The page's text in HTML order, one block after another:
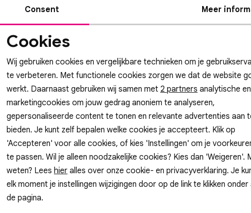
MAXI JURK SUZE MAXI JURK SUZE
22,50 44,99
MAXI JURK ISA MAXI JURK ISA
Gossip
A-5813 MAXI JURK CAROLIEN
49,99
Gossip
G-9502 JURK LAUREN
25,00 49,99
Gossip
G-9504 METALLIC JURK
49,95
Gossip
G-9503 JURK VIVA
49,95
Noodzakelijke
cookies
Analytische cookies Marketing cookies
Consent Meer
Cookies
Wij gebruiken cookies en vergelijkbare technieken om je
te verbeteren. Met functionele cookies zorgen we dat de website
werkt. Daarnaast gebruiken wij samen met 2 partners analytische en
marketingcookies om jouw gedrag anoniem te analyseren,
gepersonaliseerde content te tonen en relevante advertenties aan
bieden. Je kunt zelf bepalen welke cookies je accepteert. Klik op
'Accepteren' voor alle cookies, of kies 'Instellingen' om je
te passen. Wil je alleen noodzakelijke cookies? Kies dan 'Weigeren'.
weten? Lees hier alles over onze cookie- en privacyverklaring. Je
elk moment je instellingen wijzigingen door op de link te klikken onder
de pagina.